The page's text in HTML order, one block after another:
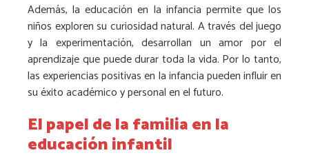
Además, la educación en la infancia permite que los
niños exploren su curiosidad natural. A través del juego
y la experimentación, desarrollan un amor por el
aprendizaje que puede durar toda la vida. Por lo tanto,
las experiencias positivas en la infancia pueden influir en
su éxito académico y personal en el futuro.
El papel de la familia en la
educación infantil